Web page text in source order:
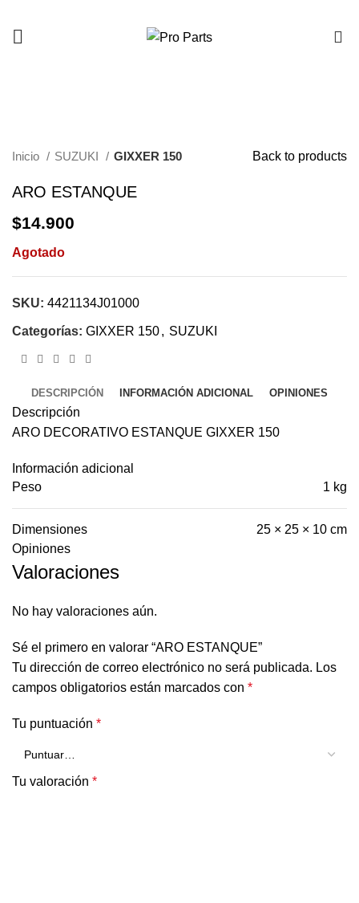
Inicio SUZUKI GIXXER 150 Back to products
ARO ESTANQUE
$14.900
Agotado
SKU: 4421134J01000
Categorías: GIXXER 150, SUZUKI
DESCRIPCIÓN INFORMACIÓN ADICIONAL OPINIONES
Descripción
ARO DECORATIVO ESTANQUE GIXXER 150
Información adicional
Peso
1 kg
Dimensiones
25 × 25 × 10 cm
Opiniones
Valoraciones
No hay valoraciones aún.
Sé el primero en valorar “ARO ESTANQUE”
Tu dirección de correo electrónico no será publicada. Los
campos obligatorios están marcados con *
Tu puntuación *
Tu valoración *